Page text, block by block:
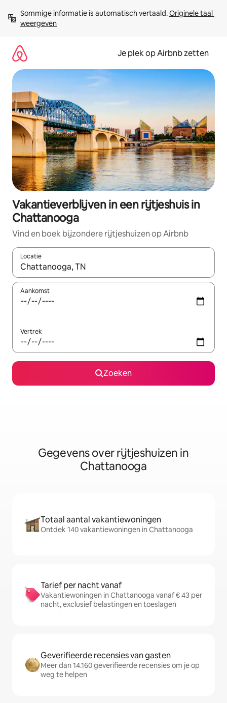
direct
naar
Sommige informatie is automatisch vertaald. Originele taal
weergeven
Je plek op Airbnb zetten
Vakantieverblijven in een rijtjeshuis in
Chattanooga
Vind en boek bijzondere rijtjeshuizen op Airbnb
Locatie
Wanneer er resultaten beschikbaar zijn, maak je een keuze
Aankomst
Vertrek
Zoeken
Gegevens over rijtjeshuizen in
Chattanooga
Totaal aantal vakantiewoningen
Ontdek 140 vakantiewoningen in Chattanooga
Tarief per nacht vanaf
Vakantiewoningen in Chattanooga vanaf € 43 per
nacht, exclusief belastingen en toeslagen
Geverifieerde recensies van gasten
Meer dan 14.160 geverifieerde recensies om je op
weg te helpen